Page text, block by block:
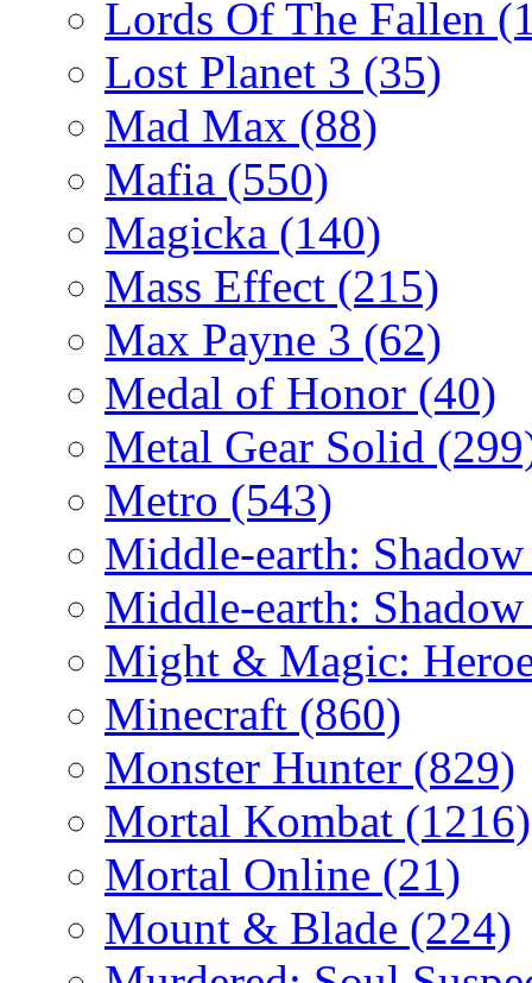
Lords Of The Fallen
Lost Planet 3 (35)
Mad Max (88)
Mafia (550)
Magicka (140)
Mass Effect (215)
Max Payne 3 (62)
Medal of Honor (40)
Metal Gear Solid
Metro (543)
Middle-earth:
Middle-earth:
Might & Magic:
Minecraft (860)
Monster Hunter (829)
Mortal Kombat (1216)
Mortal Online (21)
Mount & Blade (224)